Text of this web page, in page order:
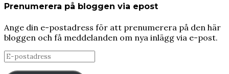
Prenumerera på bloggen via epost
Ange din e-postadress för att prenumerera på den här
bloggen och få meddelanden om nya inlägg via e-post.
E-
postadress